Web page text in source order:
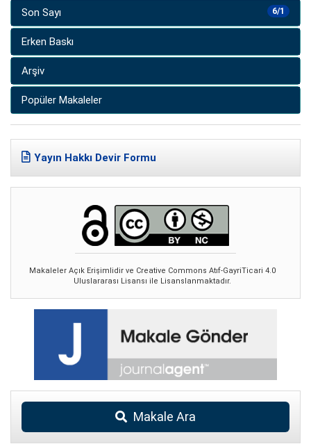
6/1
Son Sayı
Erken Baskı
Arşiv
Popüler Makaleler
Yayın Hakkı Devir Formu
Makaleler Açık Erişimlidir ve Creative Commons Atıf-GayriTicari 4.0
Uluslararası Lisansı ile Lisanslanmaktadır.
Makale Ara